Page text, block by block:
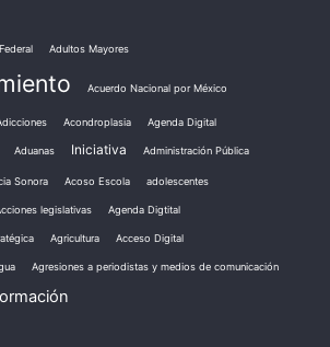
Adultos Mayores
Acuerdo Nacional por México
Acondroplasia Agenda Digital
Aduanas Iniciativa Administración Pública
Sonora Acoso Escola adolescentes
legislativas Agenda Digtital
Agricultura Acceso Digital
Agresiones a periodistas y medios de comunicación